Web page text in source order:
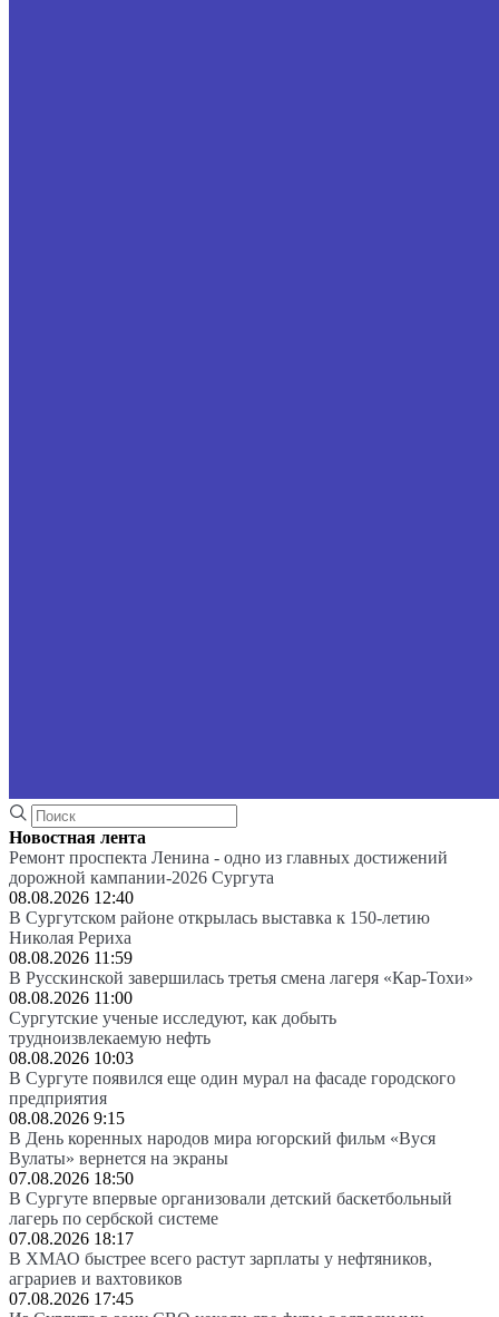
Новостная лента
Ремонт проспекта Ленина - одно из главных достижений
дорожной кампании-2026 Сургута
08.08.2026 12:40
В Сургутском районе открылась выставка к 150-летию
Николая Рериха
08.08.2026 11:59
В Русскинской завершилась третья смена лагеря «Кар-Тохи»
08.08.2026 11:00
Сургутские ученые исследуют, как добыть
трудноизвлекаемую нефть
08.08.2026 10:03
В Сургуте появился еще один мурал на фасаде городского
предприятия
08.08.2026 9:15
В День коренных народов мира югорский фильм «Вуся
Вулаты» вернется на экраны
07.08.2026 18:50
В Сургуте впервые организовали детский баскетбольный
лагерь по сербской системе
07.08.2026 18:17
В ХМАО быстрее всего растут зарплаты у нефтяников,
аграриев и вахтовиков
07.08.2026 17:45